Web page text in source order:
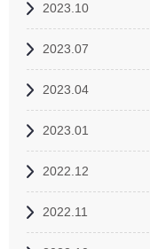
2023.10
2023.07
2023.04
2023.01
2022.12
2022.11